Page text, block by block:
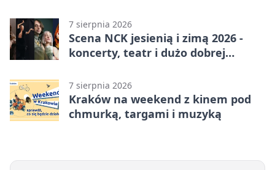
7 sierpnia 2026
Scena NCK jesienią i zimą 2026 -
koncerty, teatr i dużo dobrej
7 sierpnia 2026
Kraków na weekend z kinem pod
chmurką, targami i muzyką